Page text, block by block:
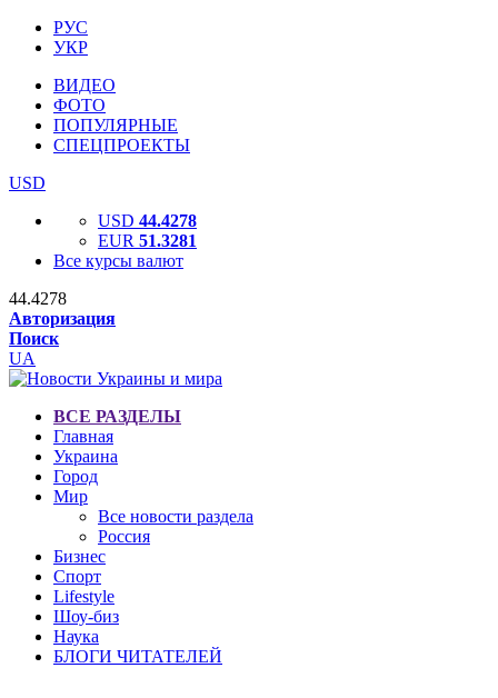
РУС
УКР
ВИДЕО
ФОТО
ПОПУЛЯРНЫЕ
СПЕЦПРОЕКТЫ
USD
USD 44.4278
EUR 51.3281
Все курсы валют
44.4278
Авторизация
Поиск
UA
ВСЕ РАЗДЕЛЫ
Главная
Украина
Город
Мир
Все новости раздела
Россия
Бизнес
Спорт
Lifestyle
Шоу-биз
Наука
БЛОГИ ЧИТАТЕЛЕЙ